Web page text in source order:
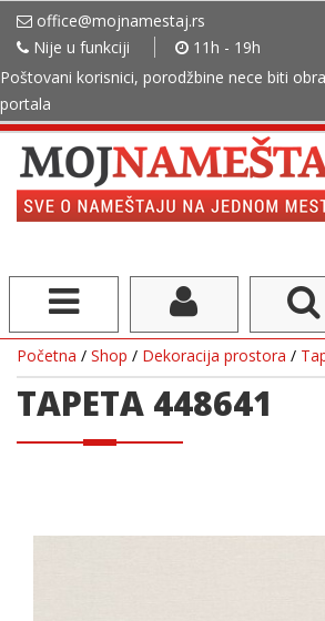
office@mojnamestaj.rs
Nije u funkciji
11h - 19h
Poštovani korisnici, porodžbine nece biti
portala
Početna / Shop / Dekoracija prostora /
TAPETA 448641